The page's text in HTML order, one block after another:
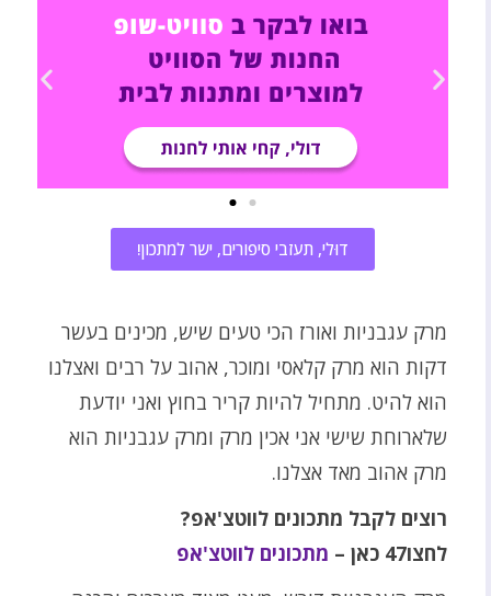
דוּלי, תעזבי סיפורים, ישר למתכון!
מרק עגבניות ואורז הכי טעים שיש, מכינים בעשר
דקות הוא מרק קלאסי ומוכר, אהוב על רבים ואצלנו
הוא להיט. מתחיל להיות קריר בחוץ ואני יודעת
שלארוחת שישי אני אכין מרק ומרק עגבניות הוא
מרק אהוב מאד אצלנו.
רוצים לקבל מתכונים לווטצ'אפ?
לחצו47 כאן –
מתכונים לווטצ'אפ